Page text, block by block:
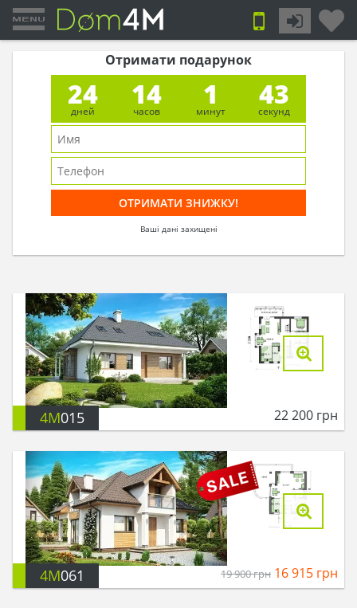
Отримати подарунок
24
дней
14
часов
1
минут
42
секунд
Ваші дані захищені
4M015 22 200 грн
4M061 19 900грн 16 915 грн